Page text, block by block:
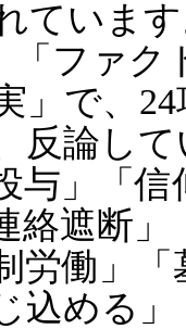
ていま
「ファ
」で、
反論し
与」「
絡遮断
労働」
込める